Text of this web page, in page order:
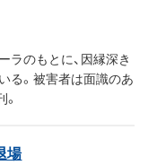
のもとに、因縁深き
る。被害者は面識のあ
場